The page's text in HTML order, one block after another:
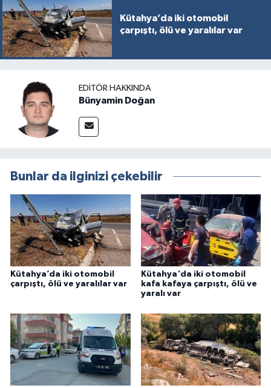
Kütahya’da iki otomobil
çarpıştı, ölü ve yaralılar var
EDITÖR HAKKINDA
Bünyamin Doğan
Bunlar da ilginizi çekebilir
Kütahya’da iki otomobil
çarpıştı, ölü ve yaralılar var
Kütahya'da iki otomobil
kafa kafaya çarpıştı, ölü ve
yaralı var